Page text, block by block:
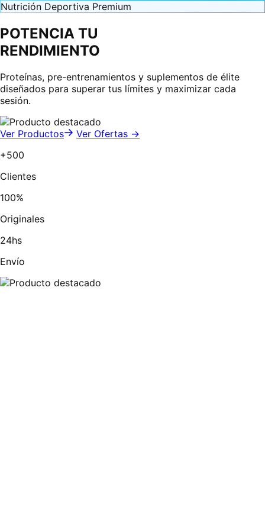
Nutrición Deportiva Premium
POTENCIA TU
RENDIMIENTO
Proteínas, pre-entrenamientos y suplementos de élite
diseñados para superar tus límites y maximizar cada
sesión.
Ver Productos
Ver Ofertas →
+500
Clientes
100%
Originales
24hs
Envío